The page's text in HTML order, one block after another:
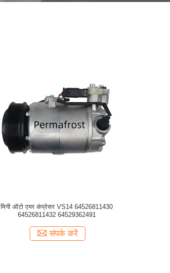
मिनी ऑटो एयर कंप्रेसर VS14 64526811430
64526811432 64529362491
संपर्क करें